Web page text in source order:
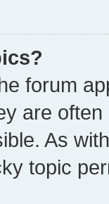
forum
are
As
topic